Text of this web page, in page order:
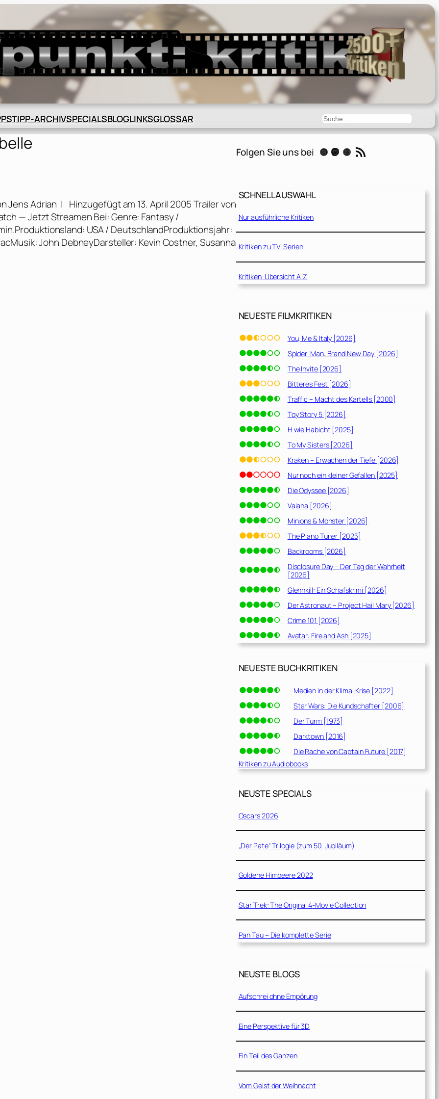
TIPP-ARCHIVSPECIALSBLOGLINKSGLOSSAR Suchen
Adrian | Hinzugefügt am 13. April 2005 Trailer von
— Jetzt Streamen Bei: Genre: Fantasy /
USA / DeutschlandProduktionsjahr:
John DebneyDarsteller: Kevin Costner, Susanna
Folgen Sie uns bei Instagram Mastodon Threads RSS-Feed
SCHNELLAUSWAHL
Nur ausführliche Kritiken
Kritiken zu TV-Serien
Kritiken-Übersicht A-Z
NEUESTE FILMKRITIKEN
You, Me & Italy [2026]
Spider-Man: Brand New Day [2026]
The Invite [2026]
Bitteres Fest [2026]
Traffic – Macht des Kartells [2000]
Toy Story 5 [2026]
H wie Habicht [2025]
To My Sisters [2026]
Kraken – Erwachen der Tiefe [2026]
Nur noch ein kleiner Gefallen [2025]
Die Odyssee [2026]
Vaiana [2026]
Minions & Monster [2026]
The Piano Tuner [2025]
Backrooms [2026]
Disclosure Day – Der Tag der Wahrheit
[2026]
Glennkill: Ein Schafskrimi [2026]
Der Astronaut – Project Hail Mary [2026]
Crime 101 [2026]
Avatar: Fire and Ash [2025]
NEUESTE BUCHKRITIKEN
Medien in der Klima-Krise [2022]
Star Wars: Die Kundschafter [2006]
Der Turm [1973]
Darktown [2016]
Die Rache von Captain Future [2017]
Kritiken zu Audiobooks
NEUSTE SPECIALS
Oscars 2026
„Der Pate“ Trilogie (zum 50. Jubiläum)
Goldene Himbeere 2022
Star Trek: The Original 4-Movie Collection
Pan Tau – Die komplette Serie
NEUSTE BLOGS
Aufschrei ohne Empörung
Eine Perspektive für 3D
Ein Teil des Ganzen
Vom Geist der Weihnacht